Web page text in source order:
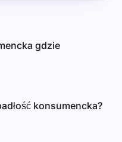
gdzie
konsumencka?